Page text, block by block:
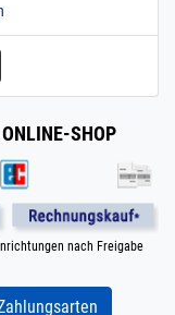
SHOP
nach Freigabe